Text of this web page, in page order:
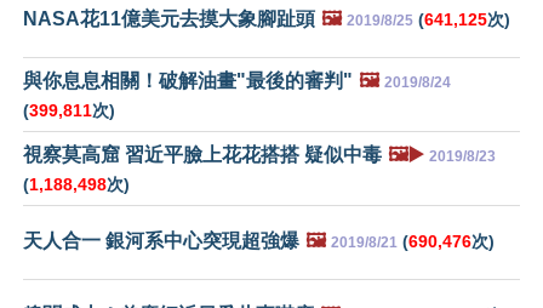
NASA花11億美元去摸大象腳趾頭 🖼️ 2019/8/25 (641,125次)
與你息息相關！破解油畫"最後的審判" 🖼️ 2019/8/24
(399,811次)
視察莫高窟 習近平臉上花花搭搭 疑似中毒 🖼️▶️ 2019/8/23
(1,188,498次)
天人合一 銀河系中心突現超強爆 🖼️ 2019/8/21 (690,476次)